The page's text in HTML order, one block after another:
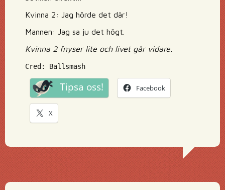
Kvinna 2: Jag hörde det där!
Mannen: Jag sa ju det högt.
Kvinna 2 fnyser lite och livet går vidare.
Cred: Ballsmash
Tipsa oss! Facebook
X